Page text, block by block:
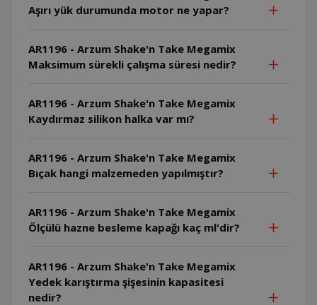
Aşırı yük durumunda motor ne yapar?
AR1196 - Arzum Shake'n Take Megamix
Maksimum sürekli çalışma süresi nedir?
AR1196 - Arzum Shake'n Take Megamix
Kaydırmaz silikon halka var mı?
AR1196 - Arzum Shake'n Take Megamix
Bıçak hangi malzemeden yapılmıştır?
AR1196 - Arzum Shake'n Take Megamix
Ölçülü hazne besleme kapağı kaç ml'dir?
AR1196 - Arzum Shake'n Take Megamix
Yedek karıştırma şişesinin kapasitesi
nedir?